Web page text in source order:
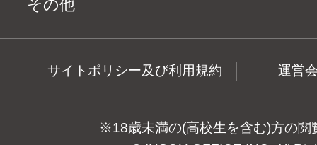
その他
サイトポリシー及び利用規約 運営
※18歳未満の(高校生を含む)方の閲